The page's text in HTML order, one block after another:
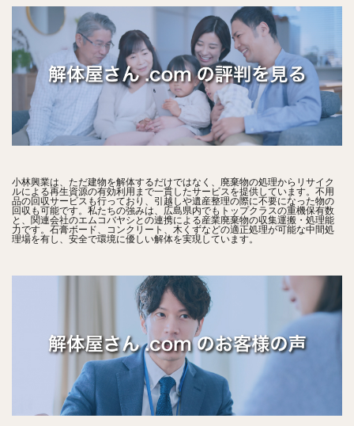
小林興業は、ただ建物を解体するだけではなく、廃棄物の処理からリサイク
ルによる再生資源の有効利用まで一貫したサービスを提供しています。不用
品の回収サービスも行っており、引越しや遺産整理の際に不要になった物の
回収も可能です。私たちの強みは、広島県内でもトップクラスの重機保有数
と、関連会社のエムコバヤシとの連携による産業廃棄物の収集運搬・処理能
力です。石膏ボード、コンクリート、木くずなどの適正処理が可能な中間処
理場を有し、安全で環境に優しい解体を実現しています。